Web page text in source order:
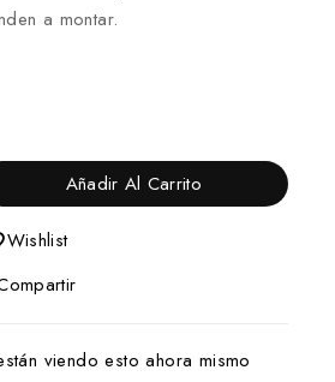
a montar.
Añadir Al Carrito
Wishlist
viendo esto ahora mismo